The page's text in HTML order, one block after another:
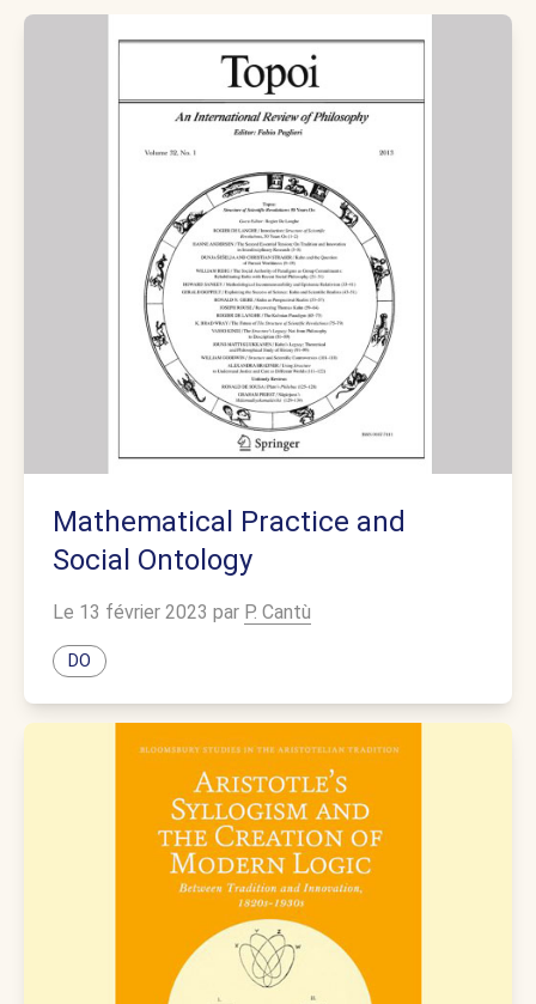
Mathematical Practice and
Social Ontology
Le 13 février 2023 par P. Cantù
DO